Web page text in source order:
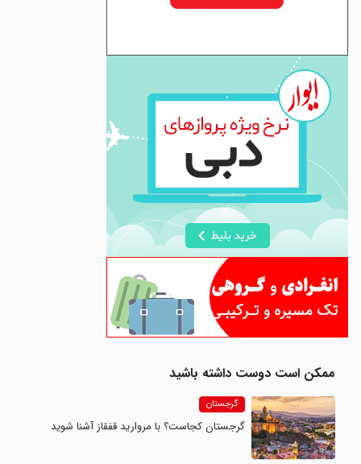
ممکن است دوست داشته باشید
گرجستان
گرجستان کجاست؟ با مروارید قفقاز آشنا شوید